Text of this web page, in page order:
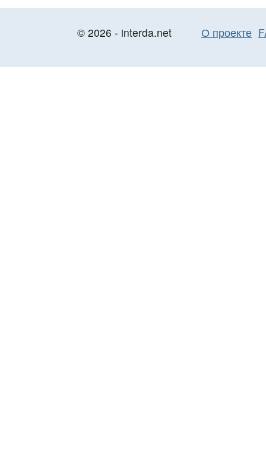
© 2026 - interda.net О проекте